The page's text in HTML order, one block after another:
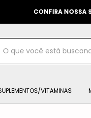
CONFIRA NOSSA
VITAMINAS